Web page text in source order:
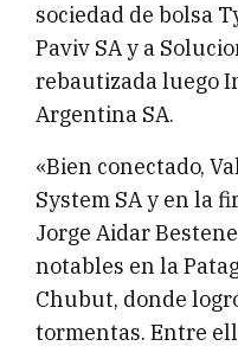
sociedad de bolsa
Paviv SA y a
rebautizada luego
Argentina SA.
«Bien conectado,
System SA y en la
Jorge Aidar
notables en la
Chubut, donde
tormentas. Entre